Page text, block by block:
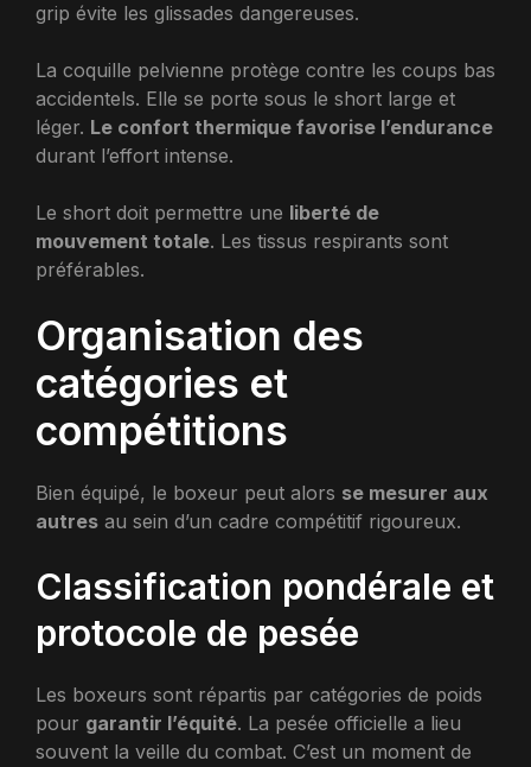
grip évite les glissades dangereuses.
La coquille pelvienne protège contre les coups bas
accidentels. Elle se porte sous le short large et
léger. Le confort thermique favorise l’endurance
durant l’effort intense.
Le short doit permettre une liberté de
mouvement totale. Les tissus respirants sont
préférables.
Organisation des
catégories et
compétitions
Bien équipé, le boxeur peut alors se mesurer aux
autres au sein d’un cadre compétitif rigoureux.
Classification pondérale et
protocole de pesée
Les boxeurs sont répartis par catégories de poids
pour garantir l’équité. La pesée officielle a lieu
souvent la veille du combat. C’est un moment de